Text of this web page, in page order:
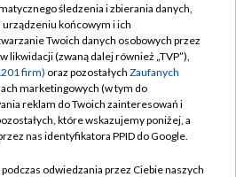
TVP
TVP
prywatności
Moje zgody
Pomoc
śledzenia i zbierania danych,
końcowym i ich
Twoich danych osobowych przez
likwidacji (zwaną dalej również „TVP”),
firm) oraz pozostałych Zaufanych
marketingowych (w tym do
reklam do Twoich zainteresowań i
które wskazujemy poniżej, a
nas identyfikatora PPID do Google.
odwiedzania przez Ciebie naszych